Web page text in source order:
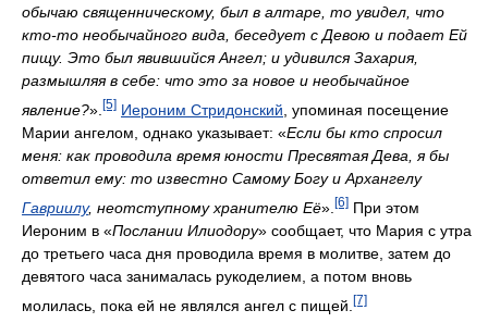
обычаю священническому, был в алтаре, то увидел, что
кто-то необычайного вида, беседует с Девою и подает Ей
пищу. Это был явившийся Ангел; и удивился Захария,
размышляя в себе: что это за новое и необычайное
явление?». [5] Иероним Стридонский , упоминая посещение
Марии ангелом, однако указывает: «Если бы кто спросил
меня: как проводила время юности Пресвятая Дева, я бы
ответил ему: то известно Самому Богу и Архангелу
Гавриилу, неотступному хранителю Её». [6] При этом
Иероним в «Послании Илиодору» сообщает, что Мария с утра
до третьего часа дня проводила время в молитве, затем до
девятого часа занималась рукоделием, а потом вновь
молилась, пока ей не являлся ангел с пищей. [7]